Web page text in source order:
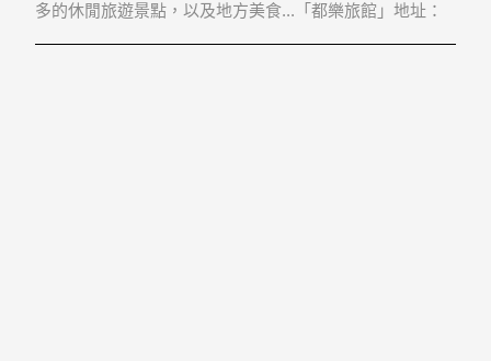
多的休閒旅遊景點，以及地方美食...「都樂旅館」地址：